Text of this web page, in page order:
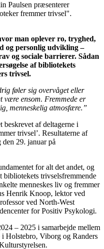
Paulsen præsenterer
fremmer trivsel".
man oplever ro, tryghed,
og personlig udvikling –
og sociale barrierer. Sådan
af bibliotekets
trivsel.
føler sig overvåget eller
være ensom. Fremmede er
menneskelig atmosfære.”
beskrevet af deltagerne i
trivsel’. Resultaterne af
den 29. januar på
for alt det andet, og
bibliotekets trivselsfremmende
menneskes liv og fremmer
Henrik Knoop, lektor ved
ved North-West
for Positiv Psykologi.
– 2025 i samarbejde mellem
Holstebro, Viborg og Randers